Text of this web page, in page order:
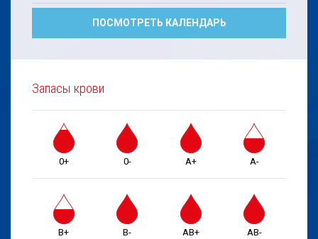
ПОСМОТРЕТЬ КАЛЕНДАРЬ
Запасы крови
0+ 0- A+ A-
B+ B- AB+ AB-